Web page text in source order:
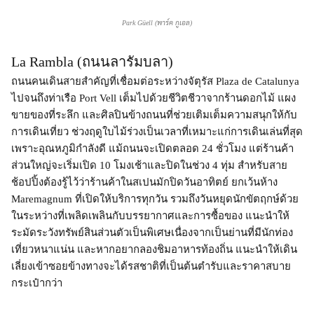
Park Güell (พาร์ค กูเอล)
La Rambla (ถนนลารัมบลา)
ถนนคนเดินสายสำคัญที่เชื่อมต่อระหว่างจัตุรัส Plaza de Catalunya
ไปจนถึงท่าเรือ Port Vell เต็มไปด้วยชีวิตชีวาจากร้านดอกไม้ แผง
ขายของที่ระลึก และศิลปินข้างถนนที่ช่วยเติมเต็มความสนุกให้กับ
การเดินเที่ยว ช่วงฤดูใบไม้ร่วงเป็นเวลาที่เหมาะแก่การเดินเล่นที่สุด
เพราะอุณหภูมิกำลังดี แม้ถนนจะเปิดตลอด 24 ชั่วโมง แต่ร้านค้า
ส่วนใหญ่จะเริ่มเปิด 10 โมงเช้าและปิดในช่วง 4 ทุ่ม สำหรับสาย
ช้อปปิ้งต้องรู้ไว้ว่าร้านค้าในสเปนมักปิดวันอาทิตย์ ยกเว้นห้าง
Maremagnum ที่เปิดให้บริการทุกวัน รวมถึงวันหยุดนักขัตฤกษ์ด้วย
ในระหว่างที่เพลิดเพลินกับบรรยากาศและการซื้อของ แนะนำให้
ระมัดระวังทรัพย์สินส่วนตัวเป็นพิเศษเนื่องจากเป็นย่านที่มีนักท่อง
เที่ยวหนาแน่น และหากอยากลองชิมอาหารท้องถิ่น แนะนำให้เดิน
เลี่ยงเข้าซอยข้างทางจะได้รสชาติที่เป็นต้นตำรับและราคาสบาย
กระเป๋ากว่า